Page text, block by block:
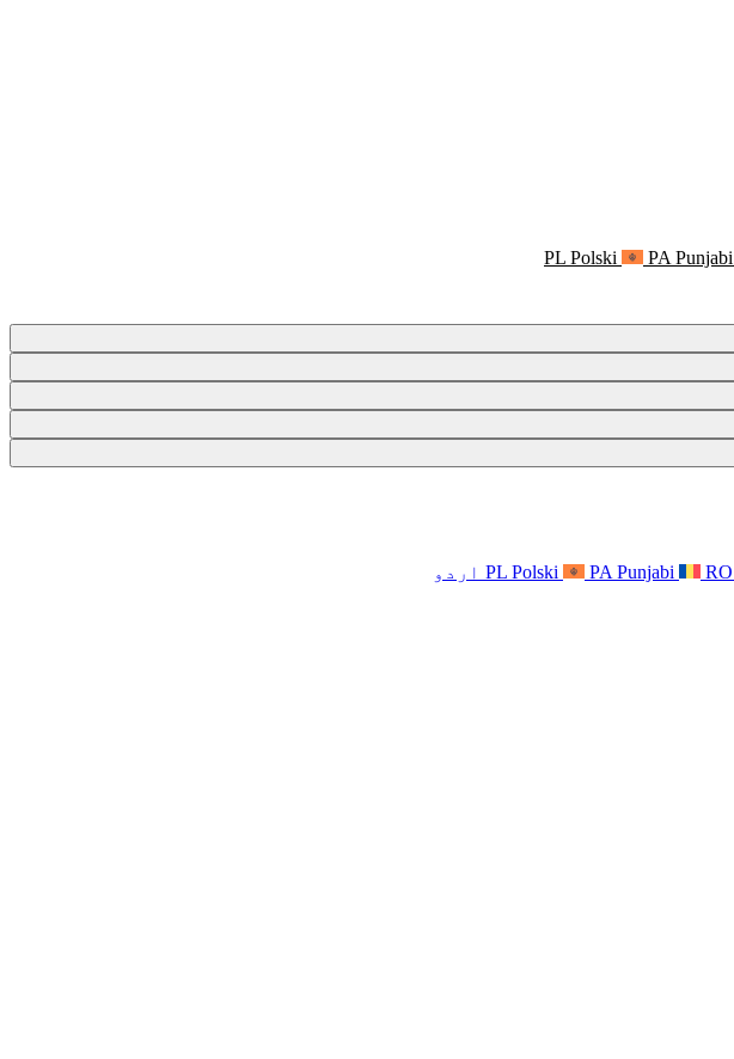
PL Polski PA Punjabi
PL Polski PA Punjabi RO اردو